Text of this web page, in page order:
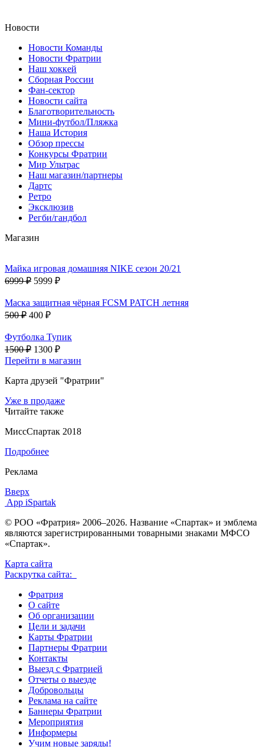
Новости
Новости Команды
Новости Фратрии
Наш хоккей
Сборная России
Фан-cектор
Новости сайта
Благотворительность
Мини-футбол/Пляжка
Наша История
Обзор прессы
Конкурсы Фратрии
Мир Ультрас
Наш магазин/партнеры
Дартс
Ретро
Эксклюзив
Регби/гандбол
Магазин
Майка игровая домашняя NIKE сезон 20/21
6999 ₽ 5999 ₽
Маска защитная чёрная FCSM PATCH летняя
500 ₽ 400 ₽
Футболка Тупик
1500 ₽ 1300 ₽
Перейти в магазин
Карта друзей "Фратрии"
Уже в продаже
Читайте также
МиссСпартак 2018
Подробнее
Реклама
Вверх
App iSpartak
© РОО «Фратрия» 2006–2026. Название «Спартак» и эмблема
являются зарегистрированными товарными знаками МФСО
«Спартак».
Карта сайта
Раскрутка сайта:
Фратрия
О сайте
Об организации
Цели и задачи
Карты Фратрии
Партнеры Фратрии
Контакты
Выезд с Фратрией
Отчеты о выезде
Добровольцы
Реклама на сайте
Баннеры Фратрии
Мероприятия
Информеры
Учим новые заряды!